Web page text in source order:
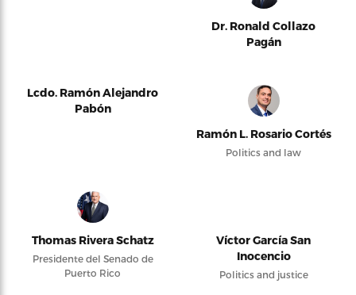
Dr. Ronald Collazo
Pagán
Lcdo. Ramón Alejandro
Pabón
Ramón L. Rosario Cortés
Politics and law
Thomas Rivera Schatz
Presidente del Senado de
Puerto Rico
Víctor García San
Inocencio
Politics and justice